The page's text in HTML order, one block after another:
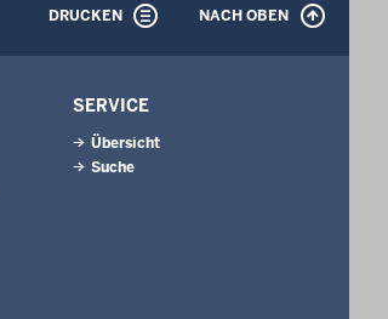
DRUCKEN NACH OBEN
SERVICE
Übersicht
Suche